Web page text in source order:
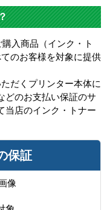
入商品（インク・ト
のお客様を対象に提供
だくプリンター本体に
どのお支払い保証のサ
当店のインク・トナー
保証